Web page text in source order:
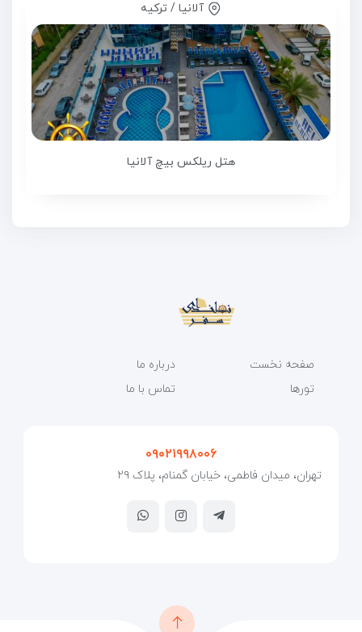
آلانیا / ترکیه
هتل ریلکس بیچ آلانیا
صفحه نخست
تورها
درباره ما
تماس با ما
۰۹۰۲۱۹۹۸۰۰۶
تهران، میدان فاطمی، خیابان گمنام، پلاک ۲۹